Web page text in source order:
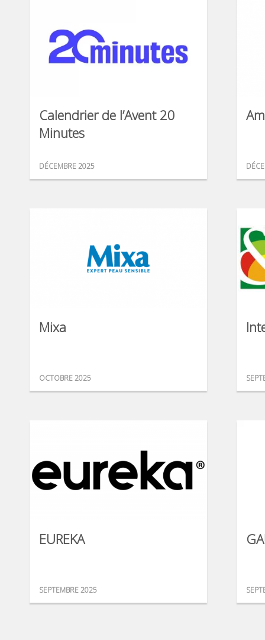
Calendrier de l’Avent 20
Minutes
DÉCEMBRE 2025
Mixa
OCTOBRE 2025
EUREKA
SEPTEMBRE 2025